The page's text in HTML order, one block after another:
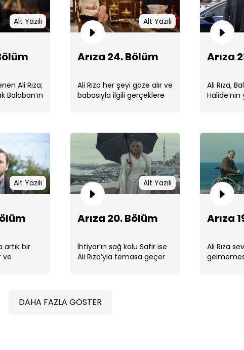
Arıza 23. Bölüm
Alt Yazılı
Ali Rıza;
Balaban’ın
Alt Yazılı
Arıza 24. Bölüm
Ali Rıza her şeyi göze alır ve
babasıyla ilgili gerçeklere
Arıza
Ali Rıza,
Halide’nin
Alt Yazılı
artık bir
ve
Alt Yazılı
Arıza 20. Bölüm
İhtiyar’ın sağ kolu Safir ise
Ali Rıza’yla temasa geçer
Arıza
Ali Rıza
DAHA FAZLA GÖSTER